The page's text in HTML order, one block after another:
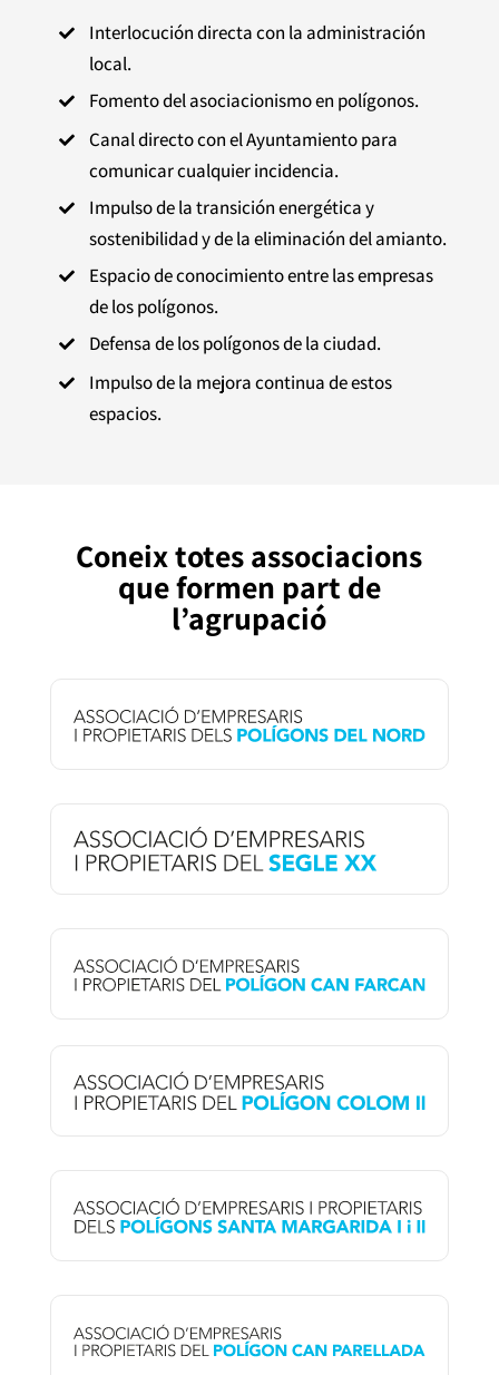

Interlocución directa con la administración
local.
 Fomento del asociacionismo en polígonos.

Canal directo con el Ayuntamiento para
comunicar cualquier incidencia.

Impulso de la transición energética y
sostenibilidad y de la eliminación del amianto.

Espacio de conocimiento entre las empresas
de los polígonos.
 Defensa de los polígonos de la ciudad.

Impulso de la mejora continua de estos
espacios.
Coneix totes associacions
que formen part de
l’agrupació